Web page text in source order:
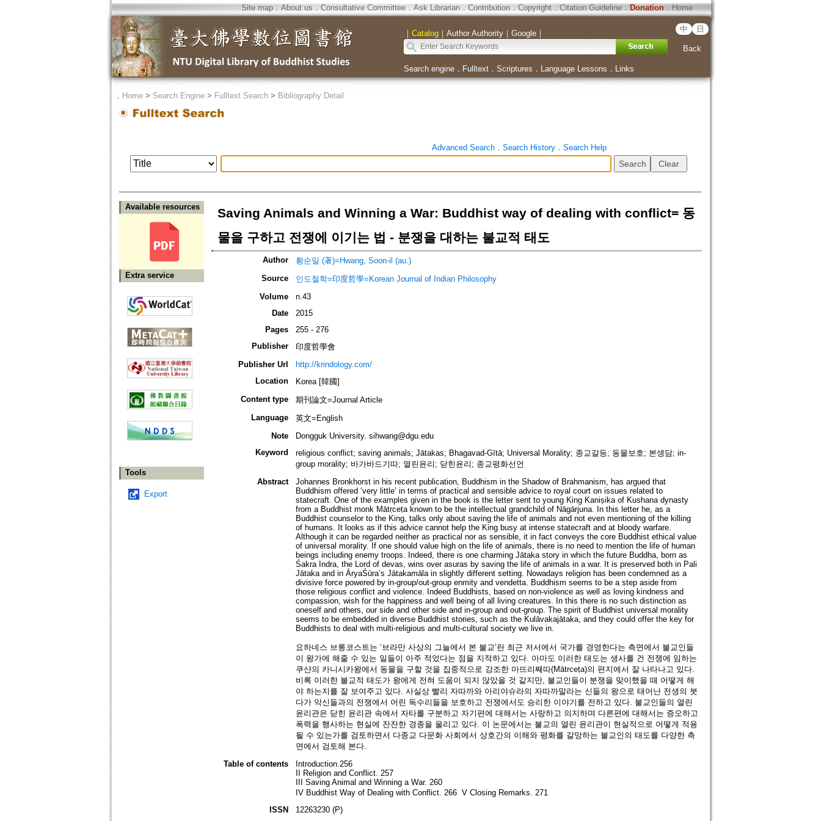
Site map．About us ． Consultative Committee． Ask Librarian． Contribution．Copyright．Citation Guideline． Donation．Home
｜ Catalog｜ Author Authority｜ Google｜ 中 日
Back
Search engine． Fulltext． Scriptures ． Language Lessons ． Links
． Home> Search Engine> Fulltext Search> Bibliography Detail
Advanced Search． Search History． Search Help
Available resources
Extra service
Tools
Export
Saving Animals and Winning a War: Buddhist way of dealing with conflict= 동
물을 구하고 전쟁에 이기는 법 - 분쟁을 대하는 불교적 태도
Author
황순일 (著)=Hwang, Soon-il (au.)
Source
인도철학=印度哲學=Korean Journal of Indian Philosophy
Volume
n.43
Date
2015
Pages
255 - 276
Publisher
印度哲學會
Publisher Url
http://krindology.com/
Location
Korea [韓國]
Content type
期刊論文=Journal Article
Language
英文=English
Note
Dongguk University. sihwang@dgu.edu
Keyword
religious conflict; saving animals; Jātakas; Bhagavad-Gītā; Universal Morality; 종교갈등; 동물보호; 본생담; in-
group morality; 바가바드기따; 열린윤리; 닫힌윤리; 종교평화선언
Abstract
Johannes Bronkhorst in his recent publication, Buddhism in the Shadow of Brahmanism, has argued that
Buddhism offered ‘very little’ in terms of practical and sensible advice to royal court on issues related to
statecraft. One of the examples given in the book is the letter sent to young King Kaniṣika of Kushana dynasty
from a Buddhist monk Mātṛceṭa known to be the intellectual grandchild of Nāgārjuna. In this letter he, as a
Buddhist counselor to the King, talks only about saving the life of animals and not even mentioning of the killing
of humans. It looks as if this advice cannot help the King busy at intense statecraft and at bloody warfare.
Although it can be regarded neither as practical nor as sensible, it in fact conveys the core Buddhist ethical value
of universal morality. If one should value high on the life of animals, there is no need to mention the life of human
beings including enemy troops. Indeed, there is one charming Jātaka story in which the future Buddha, born as
Śakra Indra, the Lord of devas, wins over asuras by saving the life of animals in a war. It is preserved both in Pali
Jātaka and in ĀryaŚūra’s Jātakamāla in slightly different setting. Nowadays religion has been condemned as a
divisive force powered by in-group/out-group enmity and vendetta. Buddhism seems to be a step aside from
those religious conflict and violence. Indeed Buddhists, based on non-violence as well as loving kindness and
compassion, wish for the happiness and well being of all living creatures. In this there is no such distinction as
oneself and others, our side and other side and in-group and out-group. The spirit of Buddhist universal morality
seems to be embedded in diverse Buddhist stories, such as the Kulāvakajātaka, and they could offer the key for
Buddhists to deal with multi-religious and multi-cultural society we live in.
요하네스 브롱코스트는 ‘브라만 사상의 그늘에서 본 불교’란 최근 저서에서 국가를 경영한다는 측면에서 불교인들
이 왕가에 해줄 수 있는 일들이 아주 적었다는 점을 지적하고 있다. 아마도 이러한 태도는 생사를 건 전쟁에 임하는
쿠샨의 카니시카왕에서 동물을 구할 것을 집중적으로 강조한 마뜨리째따(Mātrceṭa)의 편지에서 잘 나타나고 있다.
비록 이러한 불교적 태도가 왕에게 전혀 도움이 되지 않았을 것 같지만, 불교인들이 분쟁을 맞이했을 때 어떻게 해
야 하는지를 잘 보여주고 있다. 사실상 빨리 자따까와 아리야슈라의 자따까말라는 신들의 왕으로 태어난 전생의 붓
다가 악신들과의 전쟁에서 어린 독수리들을 보호하고 전쟁에서도 승리한 이야기를 전하고 있다. 불교인들의 열린
윤리관은 닫힌 윤리관 속에서 자타를 구분하고 자기편에 대해서는 사랑하고 의지하며 다른편에 대해서는 증오하고
폭력을 행사하는 현실에 잔잔한 경종을 울리고 있다. 이 논문에서는 불교의 열린 윤리관이 현실적으로 어떻게 적용
될 수 있는가를 검토하면서 다종교 다문화 사회에서 상호간의 이해와 평화를 갈망하는 불교인의 태도를 다양한 측
면에서 검토해 본다.
Table of contents
Introduction.256
II Religion and Conflict. 257
III Saving Animal and Winning a War. 260
IV Buddhist Way of Dealing with Conflict. 266 V Closing Remarks. 271
ISSN
12263230 (P)